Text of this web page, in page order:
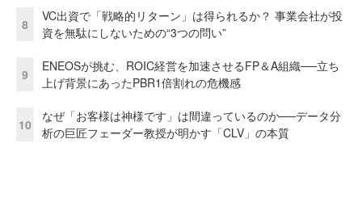
8
VC出資で「戦略的リターン」は得られるか？ 事業会社が投
資を無駄にしないための“3つの問い”
9
ENEOSが挑む、ROIC経営を加速させるFP＆A組織──立ち
上げ背景にあったPBR1倍割れの危機感
10
なぜ「お客様は神様です」は間違っているのか──データ分
析の巨匠フェーダー教授が明かす「CLV」の本質